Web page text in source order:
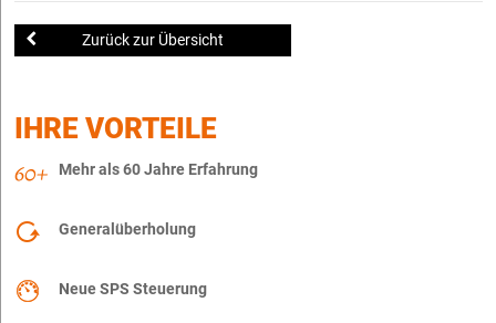
Zurück zur Übersicht
IHRE VORTEILE
Mehr als 60 Jahre Erfahrung
Generalüberholung
Neue SPS Steuerung